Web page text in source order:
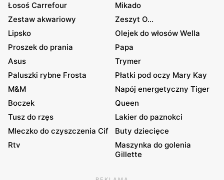
Łosoś Carrefour
Mikado
Zestaw akwariowy
Zeszyt O...
Lipsko
Olejek do włosów Wella
Proszek do prania
Papa
Asus
Trymer
Paluszki rybne Frosta
Płatki pod oczy Mary Kay
M&M
Napój energetyczny Tiger
Boczek
Queen
Tusz do rzęs
Lakier do paznokci
Mleczko do czyszczenia Cif
Buty dziecięce
Rtv
Maszynka do golenia
Gillette